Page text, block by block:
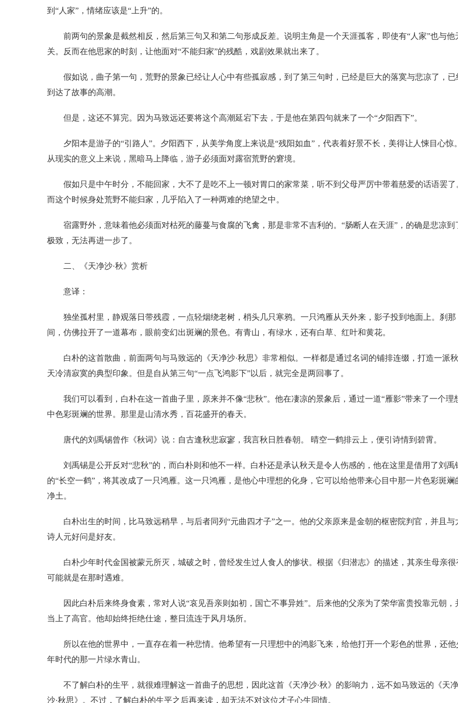
到“人家”，情绪应该是“上升”的。
前两句的景象是截然相反，然后第三句又和第二句形成反差。说明主角是一个天涯孤客，即使有“人家”也与他
关。反而在他思家的时刻，让他面对“不能归家”的残酷，戏剧效果就出来了。
假如说，曲子第一句，荒野的景象已经让人心中有些孤寂感，到了第三句时，已经是巨大的落寞与悲凉了，已
到达了故事的高潮。
但是，这还不算完。因为马致远还要将这个高潮延宕下去，于是他在第四句就来了一个“夕阳西下”。
夕阳本是游子的“引路人”。夕阳西下，从美学角度上来说是“残阳如血”，代表着好景不长，美得让人悚目心惊。
从现实的意义上来说，黑暗马上降临，游子必须面对露宿荒野的窘境。
假如只是中午时分，不能回家，大不了是吃不上一顿对胃口的家常菜，听不到父母严厉中带着慈爱的话语罢了
而这个时候身处荒野不能归家，几乎陷入了一种两难的绝望之中。
宿露野外，意味着他必须面对枯死的藤蔓与食腐的飞禽，那是非常不吉利的。“肠断人在天涯”，的确是悲凉到
极致，无法再进一步了。
二、《天净沙·秋》赏析
意译：
独坐孤村里，静观落日带残霞，一点轻烟绕老树，梢头几只寒鸦。一只鸿雁从天外来，影子投到地面上。刹那
间，仿佛拉开了一道幕布，眼前变幻出斑斓的景色。有青山，有绿水，还有白草、红叶和黄花。
白朴的这首散曲，前面两句与马致远的《天净沙·秋思》非常相似。一样都是通过名词的铺排连缀，打造一派秋
天冷清寂寞的典型印象。但是自从第三句“一点飞鸿影下”以后，就完全是两回事了。
我们可以看到，白朴在这一首曲子里，原来并不像“悲秋”。他在凄凉的景象后，通过一道“雁影”带来了一个理
中色彩斑斓的世界。那里是山清水秀，百花盛开的春天。
唐代的刘禹锡曾作《秋词》说：自古逢秋悲寂寥，我言秋日胜春朝。 晴空一鹤排云上，便引诗情到碧霄。
刘禹锡是公开反对“悲秋”的，而白朴则和他不一样。白朴还是承认秋天是令人伤感的，他在这里是借用了刘禹
的“长空一鹤”，将其改成了一只鸿雁。这一只鸿雁，是他心中理想的化身，它可以给他带来心目中那一片色彩斑斓
净土。
白朴出生的时间，比马致远稍早，与后者同列“元曲四才子”之一。他的父亲原来是金朝的枢密院判官，并且与
诗人元好问是好友。
白朴少年时代金国被蒙元所灭，城破之时，曾经发生过人食人的惨状。根据《归潜志》的描述，其亲生母亲很
可能就是在那时遇难。
因此白朴后来终身食素，常对人说“哀见吾亲则如初，国亡不事异姓”。后来他的父亲为了荣华富贵投靠元朝，
当上了高官。他却始终拒绝仕途，整日流连于风月场所。
所以在他的世界中，一直存在着一种悲情。他希望有一只理想中的鸿影飞来，给他打开一个彩色的世界，还他
年时代的那一片绿水青山。
不了解白朴的生平，就很难理解这一首曲子的思想，因此这首《天净沙·秋》的影响力，远不如马致远的《天净
沙·秋思》。不过，了解白朴的生平之后再来读，却无法不对这位才子心生同情。